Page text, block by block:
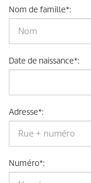
Nom de famille*:
Date de naissance*:
Adresse*:
Numéro*: